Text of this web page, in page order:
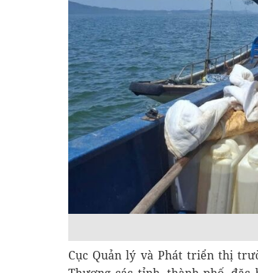
Cục Quản lý và Phát triển thị